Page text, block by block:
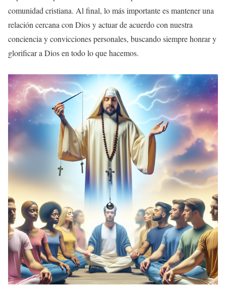
comunidad cristiana. Al final, lo más importante es mantener una
relación cercana con Dios y actuar de acuerdo con nuestra
conciencia y convicciones personales, buscando siempre honrar y
glorificar a Dios en todo lo que hacemos.